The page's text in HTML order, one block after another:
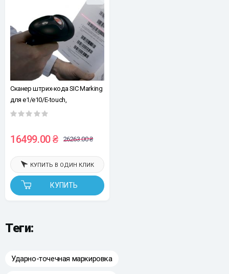
Сканер штрих-кода SIC Marking
для e1/e10/E-touch,
беспроводной
16499.00 ₴ 26263.00 ₴
КУПИТЬ
КУПИТЬ В ОДИН КЛИК
Теги:
Ударно-точечная маркировка